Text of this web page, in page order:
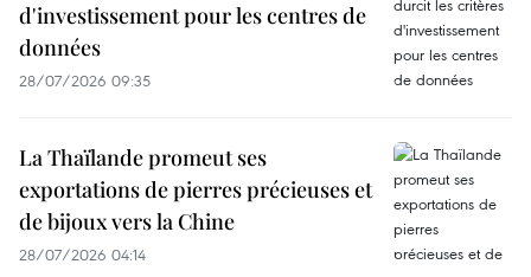
d'investissement pour les centres de
données
28/07/2026 09:35
La Thaïlande promeut ses
exportations de pierres précieuses et
de bijoux vers la Chine
28/07/2026 04:14